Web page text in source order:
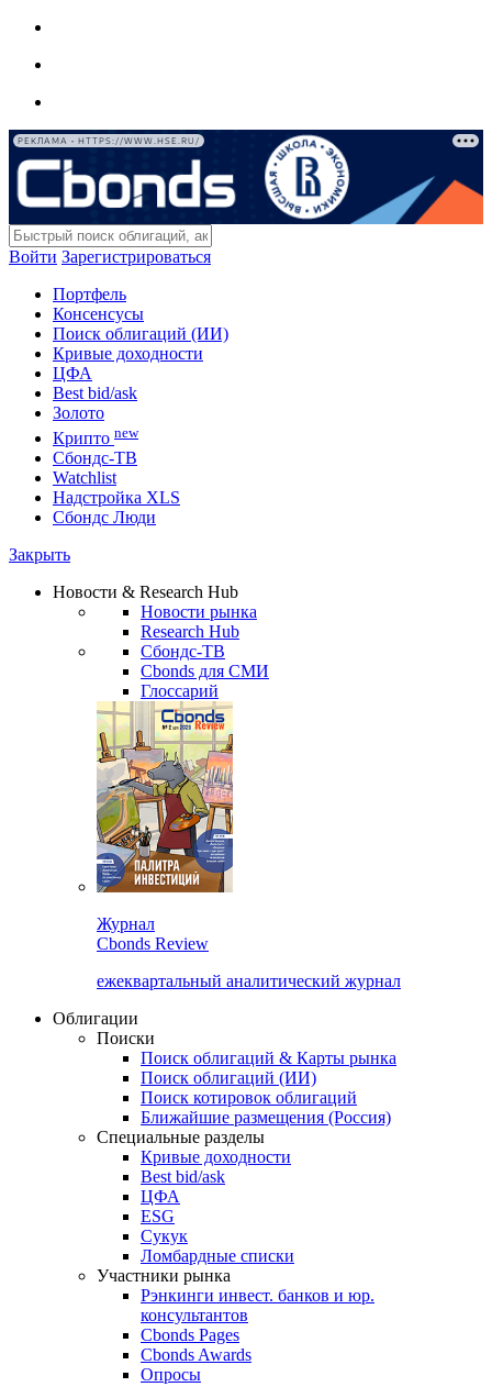
РЕКЛАМА • HTTPS://WWW.HSE.RU/
Войти Зарегистрироваться
Портфель
Консенсусы
Поиск облигаций (ИИ)
Кривые доходности
ЦФА
Best bid/ask
Золото
Крипто new
Сбондс-ТВ
Watchlist
Надстройка XLS
Сбондс Люди
Закрыть
Новости & Research Hub
Новости рынка
Research Hub
Сбондс-ТВ
Cbonds для СМИ
Глоссарий
Журнал
Cbonds Review
ежеквартальный аналитический журнал
Облигации
Поиски
Поиск облигаций & Карты рынка
Поиск облигаций (ИИ)
Поиск котировок облигаций
Ближайшие размещения (Россия)
Специальные разделы
Кривые доходности
Best bid/ask
ЦФА
ESG
Сукук
Ломбардные списки
Участники рынка
Рэнкинги инвест. банков и юр.
консультантов
Cbonds Pages
Cbonds Awards
Опросы